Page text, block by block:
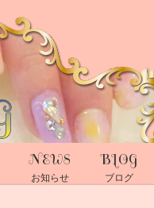
NEWS
お知らせ
BLOG
ブログ